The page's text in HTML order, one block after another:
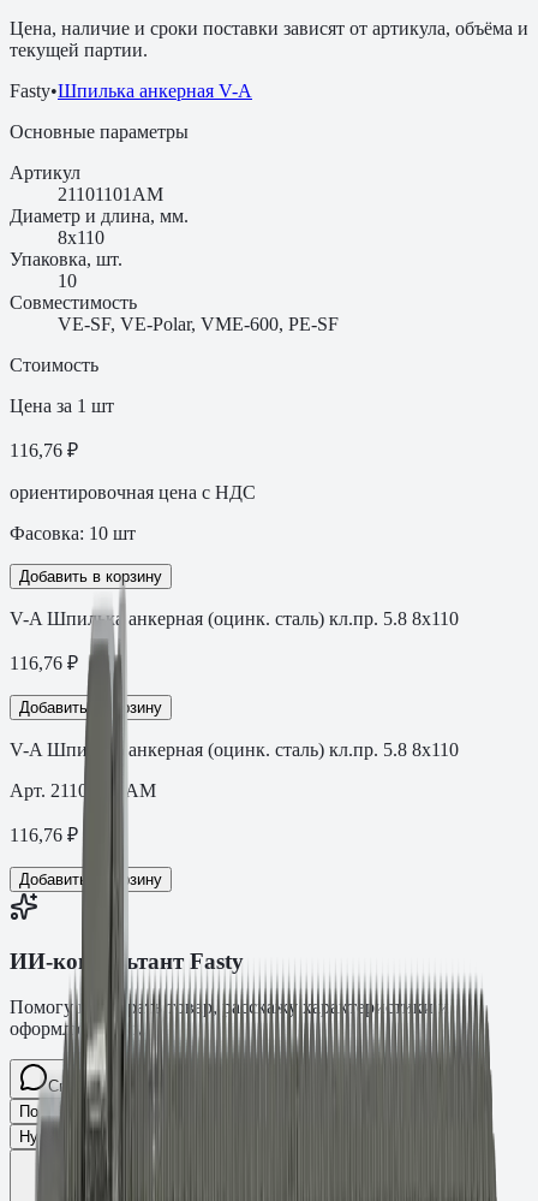
Цена, наличие и сроки поставки зависят от артикула, объёма и
текущей партии.
Fasty•Шпилька анкерная V-A
Основные параметры
Артикул
21101101AM
Диаметр и длина, мм.
8x110
Упаковка, шт.
10
Совместимость
VE-SF, VE-Polar, VME-600, PE-SF
Стоимость
Цена за 1 шт
116,76 ₽
ориентировочная цена с НДС
Фасовка: 10 шт
Добавить в корзину
V-A Шпилька анкерная (оцинк. сталь) кл.пр. 5.8 8x110
116,76 ₽
Добавить в корзину
V-A Шпилька анкерная (оцинк. сталь) кл.пр. 5.8 8x110
Арт. 21101101AM
116,76 ₽
Добавить в корзину
ИИ-консультант Fasty
Помогу подобрать товар, расскажу характеристики и
оформлю заявку.
Спросите про крепёж Fasty…
Подобрать размер
Нужен ТС/ТО